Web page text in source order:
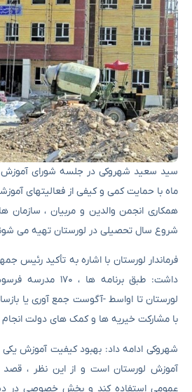
سید سعید شهروکی در جلسه شورای آموزش
ماه با حمایت کمی و کیفی از فعالیتهای
همکاری انجمن والدین و مربیان ، سازمان
شروع سال تحصیلی در لورستان تهیه می
فرماندار لورستان با اشاره به تأکید رئیس
لورستان تا اواسط -آگوست جمع آوری یا
با مشارکت خیریه ها و کمک های دولت
شهروکی ادامه داد: بهبود کیفیت آموزش
آموزش لورستان است و از این نظر ، قصد
عمومی استفاده کند و بخش خصوصی در